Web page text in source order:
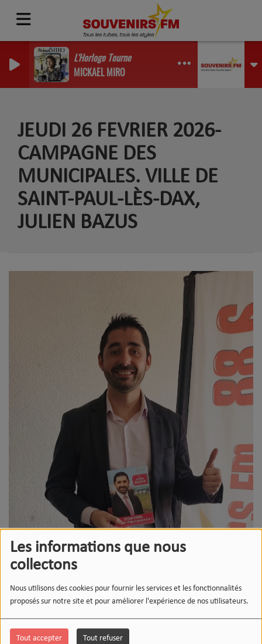
Les informations que nous
collectons
Nous utilisons des cookies pour fournir les services et les fonctionnalités
proposés sur notre site et pour améliorer l'expérience de nos utilisateurs.
Tout accepter Tout refuser
L'Horloge Tourne
MICKAEL MIRO
JEUDI 26 FEVRIER 2026-
CAMPAGNE DES
MUNICIPALES. VILLE DE
SAINT-PAUL-LÈS-DAX,
JULIEN BAZUS